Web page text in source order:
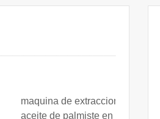
maquina de extraccion de
aceite de palmiste en